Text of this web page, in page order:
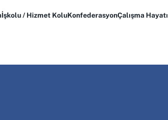
İşkolu / Hizmet KoluKonfederasyonÇalışma Hayatı